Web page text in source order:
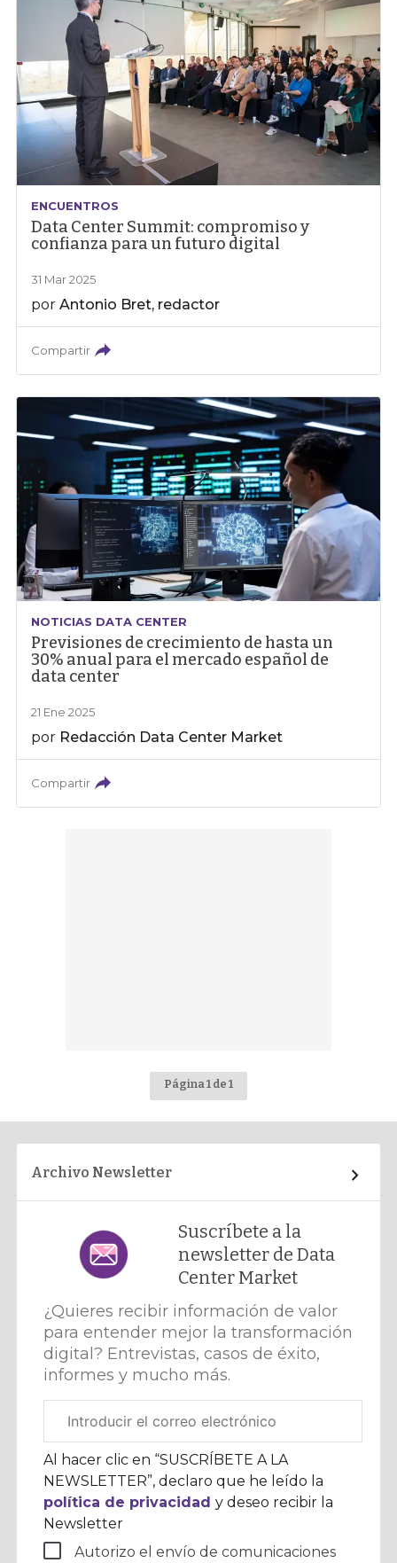
ENCUENTROS
Data Center Summit: compromiso y
confianza para un futuro digital
31 Mar 2025
porAntonio Bret, redactor
Compartir
NOTICIAS DATA CENTER
Previsiones de crecimiento de hasta un
30% anual para el mercado español de
data center
21 Ene 2025
por Redacción Data Center Market
Compartir
Página 1 de 1
Archivo Newsletter
Suscríbete a la
newsletter de Data
Center Market
¿Quieres recibir información de valor
para entender mejor la transformación
digital? Entrevistas, casos de éxito,
informes y mucho más.
electrónico
corporativo
Al hacer clic en “SUSCRÍBETE A LA
NEWSLETTER”, declaro que he leído la
política de privacidady deseo recibir la
Newsletter
Autorizo el envío de comunicaciones